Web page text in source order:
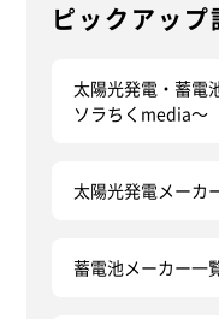
ピックアップ
太陽光発電・蓄電
ソラちくmedia～
太陽光発電メーカ
蓄電池メーカー一